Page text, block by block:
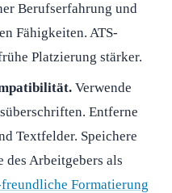
Berufserfahrung und
Fähigkeiten. ATS-
Platzierung stärker.
Verwende
Entferne
Textfelder. Speichere
des Arbeitgebers als
freundliche Formatierung